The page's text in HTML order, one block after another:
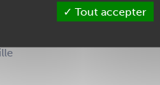
www.demandelogement.44.fr
vous pouvez prendre
Tout accepter